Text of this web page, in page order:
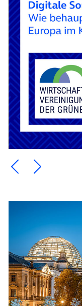
Ein Element
Ein